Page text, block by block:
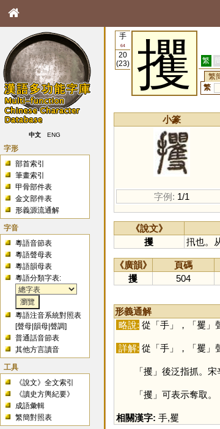
中文 ENG
字形
部首索引
筆畫索引
甲骨部件表
金文部件表
形義源流通解
字音
粵語音節表
粵語聲母表
粵語韻母表
粵語分類字表:
粵語注音系統對照表
[聲母 |韻母 |聲調]
普通話音節表
其他方言讀音
工具
《說文》全文索引
《讀史方輿紀要》
成語彙輯
繁簡對照表
手
64
20
(23)
攫 繁 簡
繁
繁
小篆
字例: 1/1
《說文》
攫
扟也。
《廣韻》 頁碼
攫
504
形義通解
略說: 從「手」，「矍 」
詳解: 從「手」，「矍 」
「攫 」後泛指抓。
「攫 」可表示奪取
相關漢字: 手,矍